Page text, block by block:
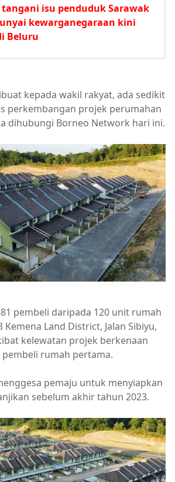
tangani isu penduduk Sarawak
kewarganegaraan kini
Beluru
kepada wakil rakyat, ada sedikit
perkembangan projek perumahan
dihubungi Borneo Network hari ini.
81 pembeli daripada 120 unit rumah
Kemena Land District, Jalan Sibiyu,
kelewatan projek berkenaan
rumah pertama.
pemaju untuk menyiapkan
sebelum akhir tahun 2023.